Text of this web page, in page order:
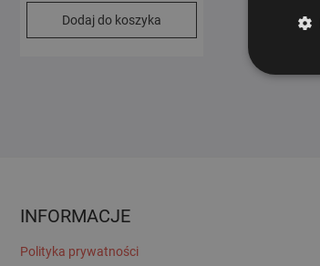
Dodaj do koszyka
INFORMACJE
Polityka prywatności